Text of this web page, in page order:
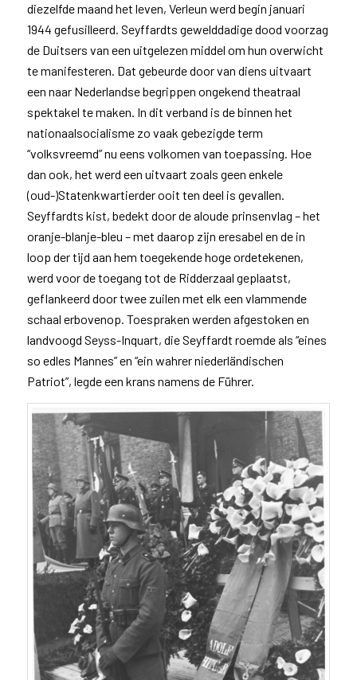
diezelfde maand het leven, Verleun werd begin januari
1944 gefusilleerd. Seyffardts gewelddadige dood voorzag
de Duitsers van een uitgelezen middel om hun overwicht
te manifesteren. Dat gebeurde door van diens uitvaart
een naar Nederlandse begrippen ongekend theatraal
spektakel te maken. In dit verband is de binnen het
nationaalsocialisme zo vaak gebezigde term
“volksvreemd” nu eens volkomen van toepassing. Hoe
dan ook, het werd een uitvaart zoals geen enkele
(oud-)Statenkwartierder ooit ten deel is gevallen.
Seyffardts kist, bedekt door de aloude prinsenvlag – het
oranje-blanje-bleu – met daarop zijn eresabel en de in
loop der tijd aan hem toegekende hoge ordetekenen,
werd voor de toegang tot de Ridderzaal geplaatst,
geflankeerd door twee zuilen met elk een vlammende
schaal erbovenop. Toespraken werden afgestoken en
landvoogd Seyss-Inquart, die Seyffardt roemde als “eines
so edles Mannes” en “ein wahrer niederländischen
Patriot”, legde een krans namens de Führer.